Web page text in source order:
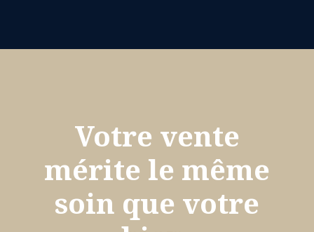
Votre vente
mérite le même
soin que votre